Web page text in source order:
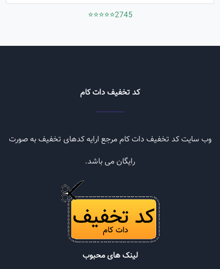
2745⭐⭐⭐⭐⭐
کد تخفیف دات کام
وب سایت کد تخفیف دات کام مرجع ارایه کدهای تخفیف به صورت
رایگان می باشد.
لینک های محبوب